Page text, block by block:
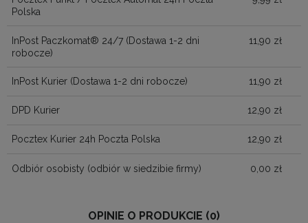
Polska
InPost Paczkomat® 24/7 (Dostawa 1-2 dni
robocze)
11,90 zł
InPost Kurier (Dostawa 1-2 dni robocze) 11,90 zł
DPD Kurier 12,90 zł
Pocztex Kurier 24h Poczta Polska 12,90 zł
Odbiór osobisty (odbiór w siedzibie firmy) 0,00 zł
OPINIE O PRODUKCIE (0)